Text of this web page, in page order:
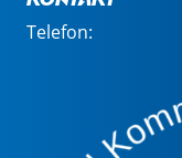
Telefon: